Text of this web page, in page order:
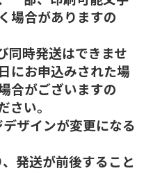
場合がありますの
同時発送はできませ
にお申込みされた場
合がございますの
さい。
ザインが変更になる
発送が前後すること